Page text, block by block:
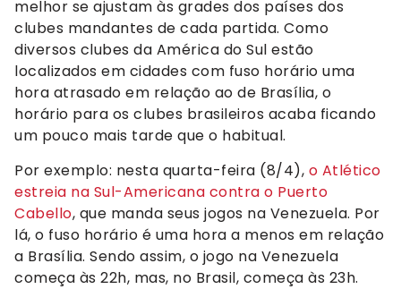
melhor se ajustam às grades dos países dos
clubes mandantes de cada partida. Como
diversos clubes da América do Sul estão
localizados em cidades com fuso horário uma
hora atrasado em relação ao de Brasília, o
horário para os clubes brasileiros acaba ficando
um pouco mais tarde que o habitual.
Por exemplo: nesta quarta-feira (8/4), o Atlético
estreia na Sul-Americana contra o Puerto
Cabello, que manda seus jogos na Venezuela. Por
lá, o fuso horário é uma hora a menos em relação
a Brasília. Sendo assim, o jogo na Venezuela
começa às 22h, mas, no Brasil, começa às 23h.